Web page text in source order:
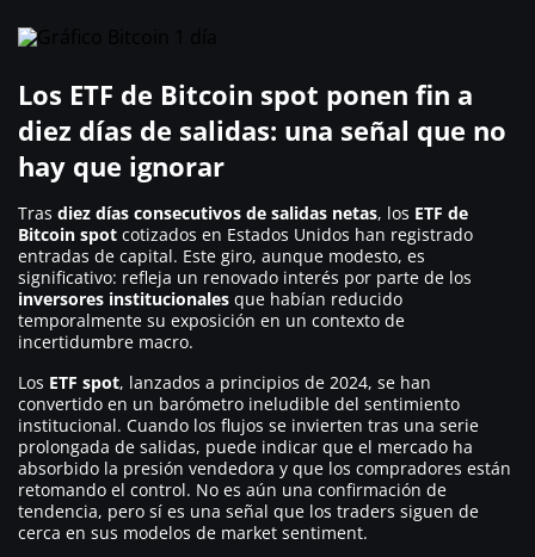
Los ETF de Bitcoin spot ponen fin a
diez días de salidas: una señal que no
hay que ignorar
Tras diez días consecutivos de salidas netas, los ETF de
Bitcoin spot cotizados en Estados Unidos han registrado
entradas de capital. Este giro, aunque modesto, es
significativo: refleja un renovado interés por parte de los
inversores institucionales que habían reducido
temporalmente su exposición en un contexto de
incertidumbre macro.
Los ETF spot, lanzados a principios de 2024, se han
convertido en un barómetro ineludible del sentimiento
institucional. Cuando los flujos se invierten tras una serie
prolongada de salidas, puede indicar que el mercado ha
absorbido la presión vendedora y que los compradores están
retomando el control. No es aún una confirmación de
tendencia, pero sí es una señal que los traders siguen de
cerca en sus modelos de market sentiment.